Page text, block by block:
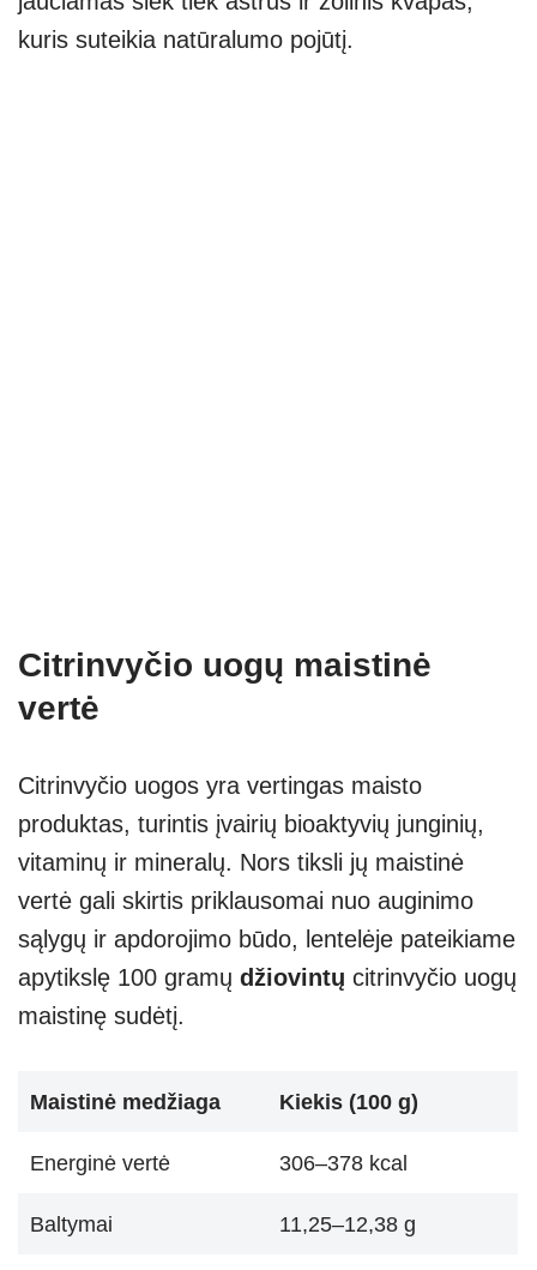
kuris suteikia natūralumo pojūtį.
Citrinvyčio uogų maistinė
vertė
Citrinvyčio uogos yra vertingas maisto
produktas, turintis įvairių bioaktyvių junginių,
vitaminų ir mineralų. Nors tiksli jų maistinė
vertė gali skirtis priklausomai nuo auginimo
sąlygų ir apdorojimo būdo, lentelėje pateikiame
apytikslę 100 gramų džiovintų citrinvyčio uogų
maistinę sudėtį.
Maistinė medžiaga Kiekis (100 g)
Energinė vertė 306–378 kcal
Baltymai 11,25–12,38 g